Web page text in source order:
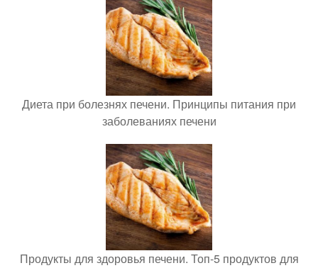
Диета при болезнях печени. Принципы питания при
заболеваниях печени
Продукты для здоровья печени. Топ-5 продуктов для